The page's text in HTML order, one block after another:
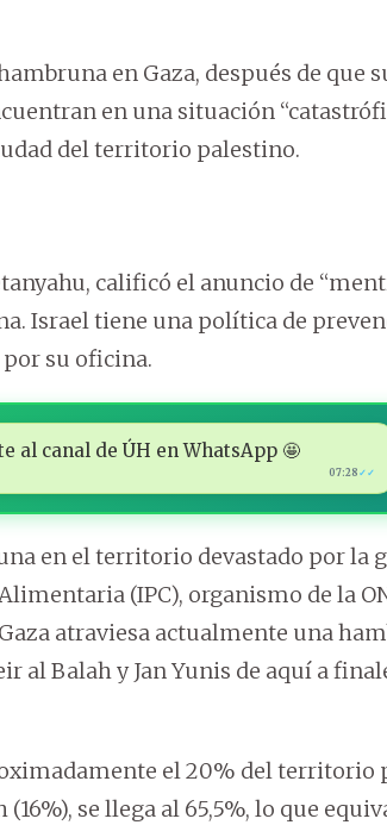
en Gaza, después de que
en una situación
del territorio palestino.
calificó el anuncio de
Israel tiene una política de
su oficina.
al canal de ÚH en WhatsApp 🤩
07:28 ✓✓
en el territorio devastado por la
(IPC), organismo de la
atraviesa actualmente una
al Balah y Jan Yunis de aquí a
el 20% del territorio
se llega al 65,5%, lo que